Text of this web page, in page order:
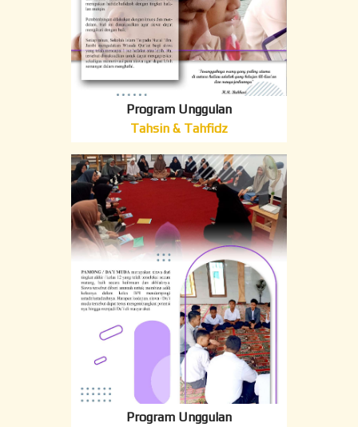
Program Unggulan
Tahsin & Tahfidz
Program Unggulan